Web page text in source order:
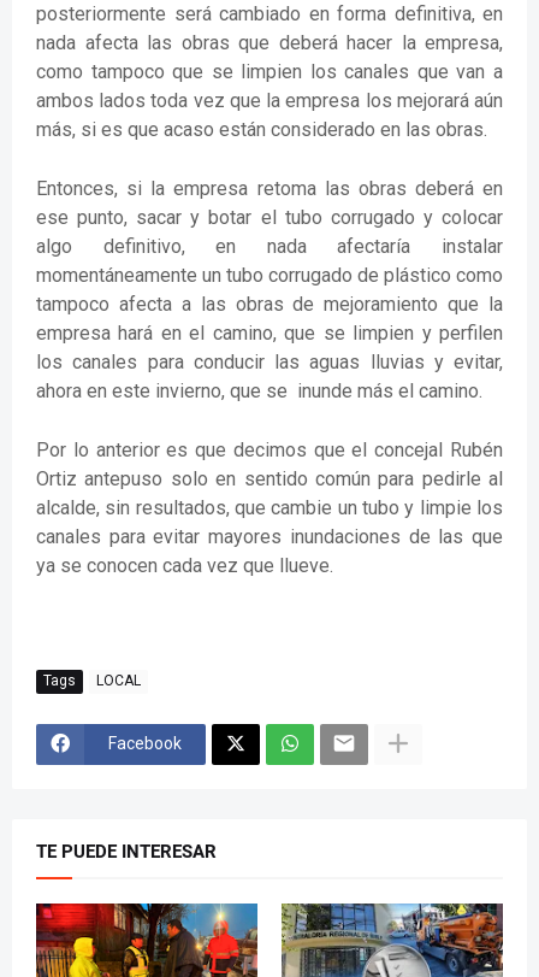
posteriormente será cambiado en forma definitiva, en
nada afecta las obras que deberá hacer la empresa,
como tampoco que se limpien los canales que van a
ambos lados toda vez que la empresa los mejorará aún
más, si es que acaso están considerado en las obras.
Entonces, si la empresa retoma las obras deberá en
ese punto, sacar y botar el tubo corrugado y colocar
algo definitivo, en nada afectaría instalar
momentáneamente un tubo corrugado de plástico como
tampoco afecta a las obras de mejoramiento que la
empresa hará en el camino, que se limpien y perfilen
los canales para conducir las aguas lluvias y evitar,
ahora en este invierno, que se inunde más el camino.
Por lo anterior es que decimos que el concejal Rubén
Ortiz antepuso solo en sentido común para pedirle al
alcalde, sin resultados, que cambie un tubo y limpie los
canales para evitar mayores inundaciones de las que
ya se conocen cada vez que llueve.
Tags LOCAL
Facebook
TE PUEDE INTERESAR